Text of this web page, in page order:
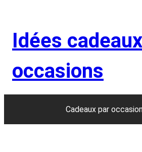
contenu
Idées
occasions
Cadeaux par